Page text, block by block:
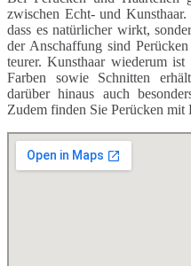
zwischen Echt- und
dass es natürlicher wirkt,
der Anschaffung sind
teurer. Kunsthaar wiederum
Farben sowie Schnitten
darüber hinaus auch
Zudem finden Sie Perücken